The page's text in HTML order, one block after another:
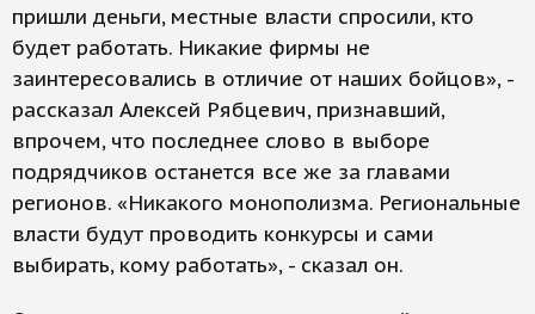
пришли деньги, местные власти спросили, кто
будет работать. Никакие фирмы не
заинтересовались в отличие от наших бойцов», -
рассказал Алексей Рябцевич, признавший,
впрочем, что последнее слово в выборе
подрядчиков останется все же за главами
регионов. «Никакого монополизма. Региональные
власти будут проводить конкурсы и сами
выбирать, кому работать», - сказал он.